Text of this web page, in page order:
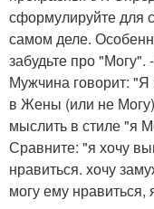
сформулируйте для
самом деле.
забудьте про
Мужчина говорит: "Я
в Жены (или не
мыслить в стиле "я
Сравните: "я хочу
нравиться. хочу
могу ему